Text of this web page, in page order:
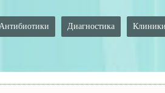
Диагностика